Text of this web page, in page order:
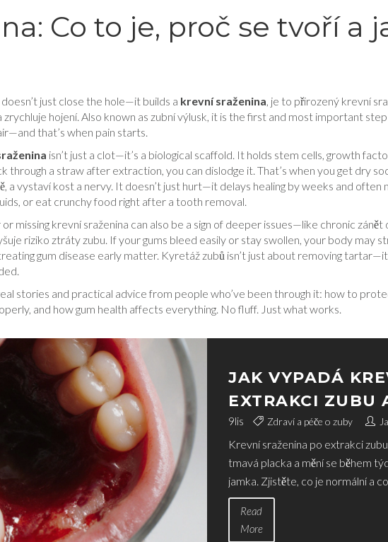
Co to je, proč se tvoří a
just close the hole—it builds a krevní sraženina, je to přirozený krevní
zrychluje hojení. Also known as zubní výlusk, it is the first and most important
that’s when pain starts.
isn’t just a clot—it’s a biological scaffold. It holds stem cells, growth
through a straw after extraction, you can dislodge it. That’s when you get dry
a vystaví kost a nervy. It doesn’t just hurt—it delays healing by weeks and
or eat crunchy food right after a tooth removal.
missing krevní sraženina can also be a sign of deeper issues—like chronic zánět
riziko ztráty zubu. If your gums bleed easily or stay swollen, your body may
gum disease early matter. Kyretáž zubů isn’t just about removing
stories and practical advice from people who’ve been through it: how to
and how gum health affects everything. No fluff. Just what works.
JAK VYPADÁ
EXTRAKCI ZUBU
9lis Zdraví a péče o zuby
Krevní sraženina po extrakci
tmavá placka a mění se během
jamka. Zjistěte, co je normální a
Read
More